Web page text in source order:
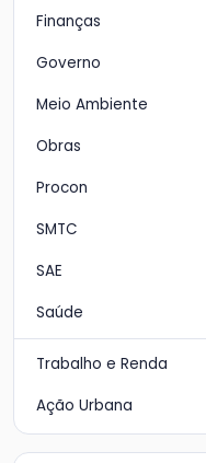
Finanças
Governo
Meio Ambiente
Obras
Procon
SMTC
SAE
Saúde
Trabalho e Renda
Ação Urbana